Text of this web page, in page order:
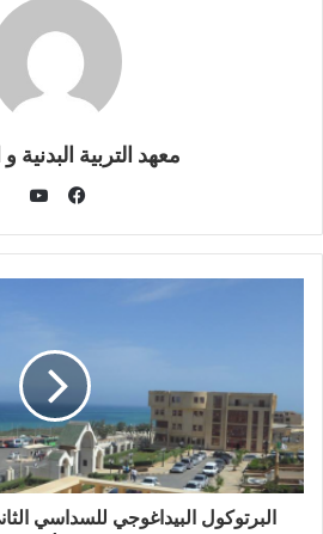
معهد التربية البدنية
البرتوكول البيداغوجي للسداسي